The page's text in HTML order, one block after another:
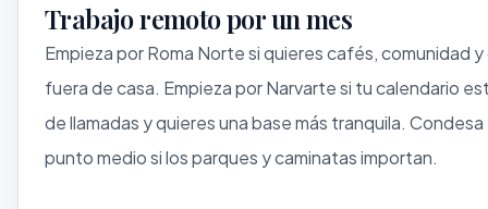
Trabajo remoto por un mes
Empieza por Roma Norte si quieres cafés, comunidad
fuera de casa. Empieza por Narvarte si tu calendario
de llamadas y quieres una base más tranquila.
punto medio si los parques y caminatas importan.